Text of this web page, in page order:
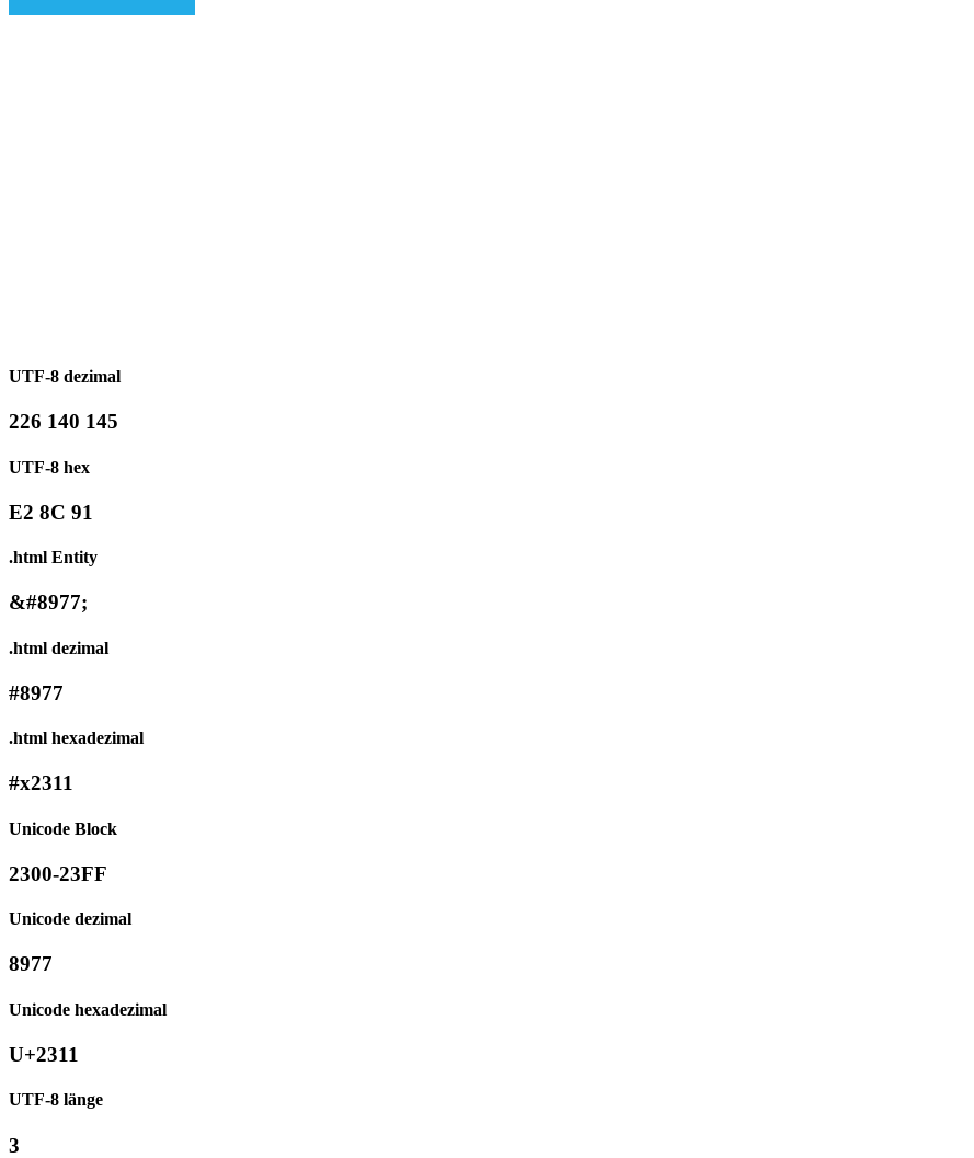
UTF-8 dezimal
226 140 145
UTF-8 hex
E2 8C 91
.html Entity
&#8977;
.html dezimal
#8977
.html hexadezimal
#x2311
Unicode Block
2300-23FF
Unicode dezimal
8977
Unicode hexadezimal
U+2311
UTF-8 länge
3